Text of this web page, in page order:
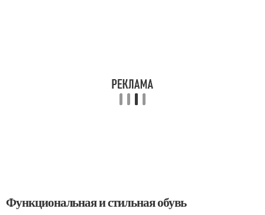
Функциональная и стильная обувь